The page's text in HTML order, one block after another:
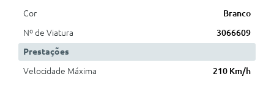
Cor
Branco
Nº de Viatura
3066609
Prestações
Velocidade Máxima
210 Km/h